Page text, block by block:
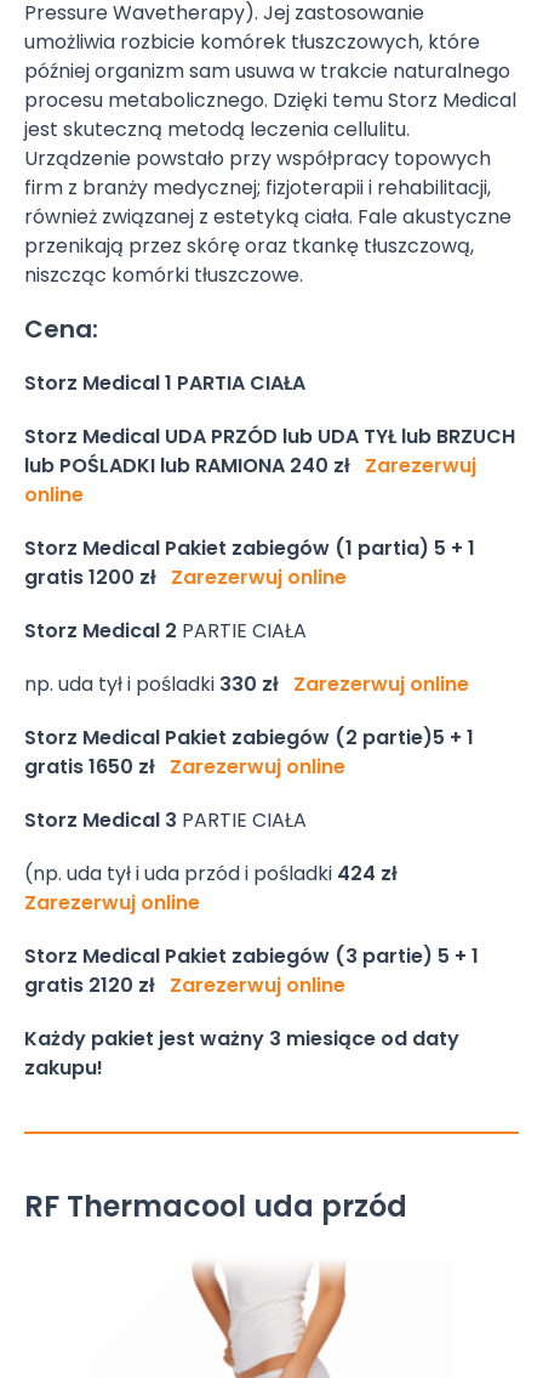
Pressure Wavetherapy). Jej zastosowanie
umożliwia rozbicie komórek tłuszczowych, które
później organizm sam usuwa w trakcie naturalnego
procesu metabolicznego. Dzięki temu Storz Medical
jest skuteczną metodą leczenia cellulitu.
Urządzenie powstało przy współpracy topowych
firm z branży medycznej; fizjoterapii i rehabilitacji,
również związanej z estetyką ciała. Fale akustyczne
przenikają przez skórę oraz tkankę tłuszczową,
niszcząc komórki tłuszczowe.
Cena:
Storz Medical1 PARTIA CIAŁA
Storz Medical UDA PRZÓD lub UDA TYŁ lub BRZUCH
lub POŚLADKI lub RAMIONA 240 zł Zarezerwuj
online
Storz Medical Pakiet zabiegów (1 partia) 5 + 1
gratis1200 zł Zarezerwuj online
Storz Medical 2 PARTIE CIAŁA
np. uda tył i pośladki 330 zł Zarezerwuj online
Storz Medical Pakiet zabiegów (2 partie)5 + 1
gratis1650 zł Zarezerwuj online
Storz Medical 3 PARTIE CIAŁA
(np. uda tył i uda przód i pośladki 424 zł
Zarezerwuj online
Storz Medical Pakiet zabiegów (3 partie) 5 + 1
gratis 2120 zł Zarezerwuj online
Każdy pakiet jest ważny 3 miesiące od daty
zakupu!
RF Thermacool uda przód